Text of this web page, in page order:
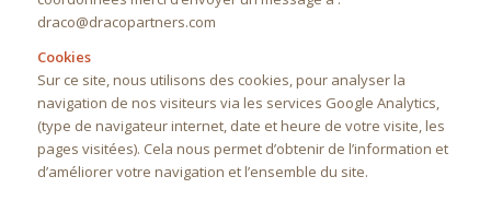
draco@dracopartners.com
Cookies
Sur ce site, nous utilisons des cookies, pour analyser la
navigation de nos visiteurs via les services Google Analytics,
(type de navigateur internet, date et heure de votre visite, les
pages visitées). Cela nous permet d’obtenir de l’information et
d’améliorer votre navigation et l’ensemble du site.